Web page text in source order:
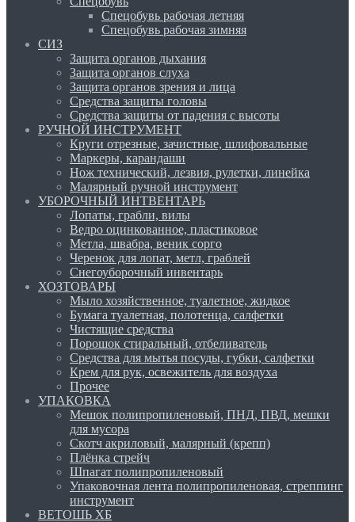
Спецобувь рабочая летняя
Спецобувь рабочая зимняя
СИЗ
Защита органов дыхания
Защита органов слуха
Защита органов зрения и лица
Средства защиты головы
Средства защиты от падения с высоты
РУЧНОЙ ИНСТРУМЕНТ
Круги отрезные, зачистные, шлифовальные
Маркеры, карандаши
Нож технический, лезвия, рулетки, линейка
Малярный ручной инструмент
УБОРОЧНЫЙ ИНТВЕНТАРЬ
Лопаты, грабли, вилы
Ведро оцинкованное, пластиковое
Метла, швабра, веник сорго
Черенок для лопат, метл, граблей
Снегоуборочный инвентарь
ХОЗТОВАРЫ
Мыло хозяйственное, туалетное, жидкое
Бумага туалетная, полотенца, салфетки
Чистящие средства
Порошок стиральный, отбеливатель
Средства для мытья посуды, губки, салфетки
Крем для рук, освежитель для воздуха
Прочее
УПАКОВКА
Мешок полипропиленовый, ПНД, ПВД, мешки
для мусора
Скотч акриловый, малярный (крепп)
Плёнка стрейч
Шпагат полипропиленовый
Упаковочная лента полипропиленовая, стреппинг
инструмент
ВЕТОШЬ ХБ